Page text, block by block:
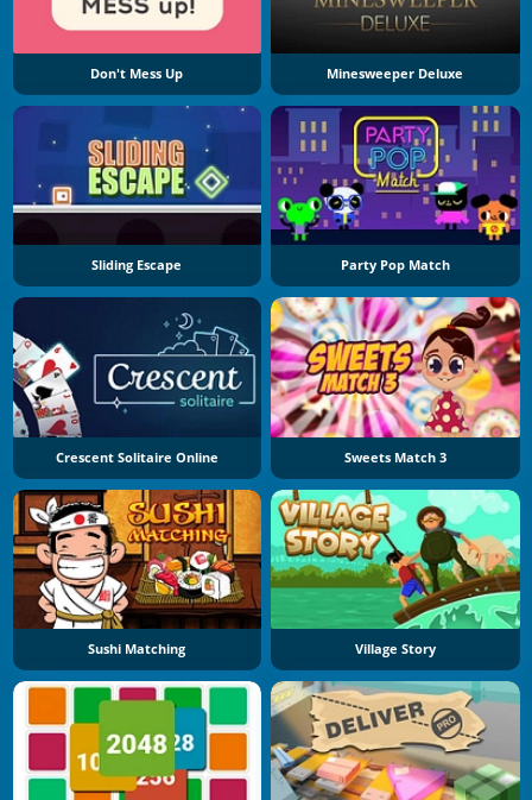
Don't Mess Up Minesweeper Deluxe
Sliding Escape Party Pop Match
Crescent Solitaire Online Sweets Match 3
Sushi Matching Village Story